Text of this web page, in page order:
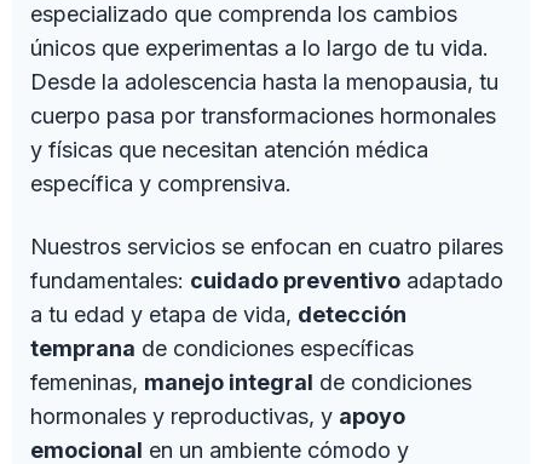
especializado que comprenda los cambios
únicos que experimentas a lo largo de tu vida.
Desde la adolescencia hasta la menopausia, tu
cuerpo pasa por transformaciones hormonales
y físicas que necesitan atención médica
específica y comprensiva.
Nuestros servicios se enfocan en cuatro pilares
fundamentales: cuidado preventivo adaptado
a tu edad y etapa de vida, detección
temprana de condiciones específicas
femeninas, manejo integral de condiciones
hormonales y reproductivas, y apoyo
emocional en un ambiente cómodo y